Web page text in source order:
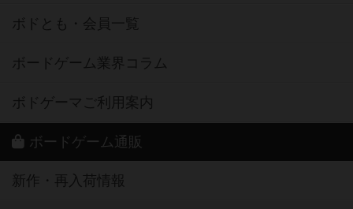
ボドとも・会員一覧
ボードゲーム業界コラム
ボドゲーマご利用案内
ボードゲーム通販
新作・再入荷情報